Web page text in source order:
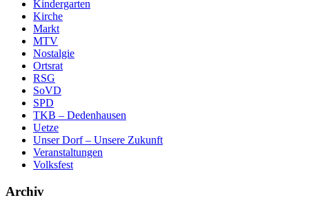
Kindergarten
Kirche
Markt
MTV
Nostalgie
Ortsrat
RSG
SoVD
SPD
TKB – Dedenhausen
Uetze
Unser Dorf – Unsere Zukunft
Veranstaltungen
Volksfest
Archiv